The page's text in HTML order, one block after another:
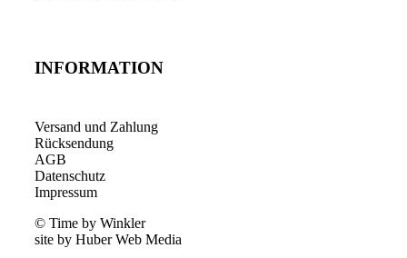
INFORMATION
Versand und Zahlung
Rücksendung
AGB
Datenschutz
Impressum
© Time by Winkler
site by Huber Web Media